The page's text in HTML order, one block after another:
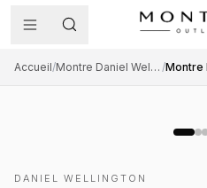
Accueil/ Montre Daniel Wellington femme /
DANIEL WELLINGTON